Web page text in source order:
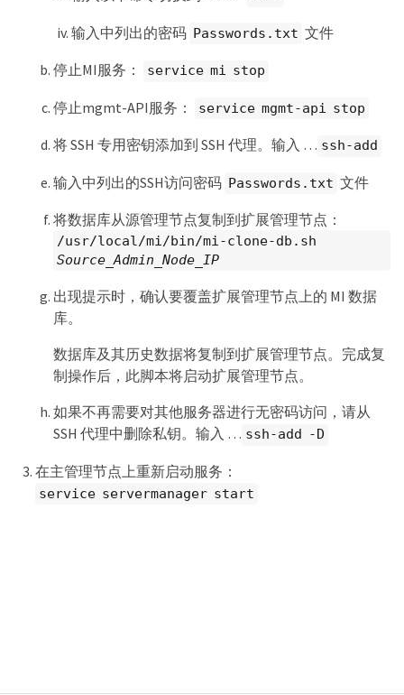
输入中列出的密码 Passwords.txt 文件
停止MI服务： service mi stop
停止mgmt-API服务： service mgmt-api stop
将 SSH 专用密钥添加到 SSH 代理。输入 …​ ssh-add
输入中列出的SSH访问密码 Passwords.txt 文件
将数据库从源管理节点复制到扩展管理节点：
/usr/local/mi/bin/mi-clone-db.sh
Source_Admin_Node_IP
出现提示时，确认要覆盖扩展管理节点上的 MI 数据
库。
数据库及其历史数据将复制到扩展管理节点。完成复
制操作后，此脚本将启动扩展管理节点。
如果不再需要对其他服务器进行无密码访问，请从
SSH 代理中删除私钥。输入 …​ ssh-add -D
在主管理节点上重新启动服务：
service servermanager start